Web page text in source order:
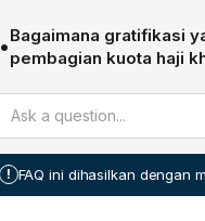
ditahan di Rumah
bulan Juni 2023.
Fuad Hasan Masyhur
sebagai Dewan Pembina
belum menetapkannya
terhadapnya; pada saat
sebagai saksi.
•Bagaimana gratifikasi
pembagian kuota haji
Ismail memberikan
Kementerian Agama.
7,22% pada 2022
! FAQ ini dihasilkan dengan